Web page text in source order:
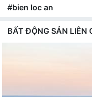
#bien loc an
BẤT ĐỘNG SẢN LIÊN